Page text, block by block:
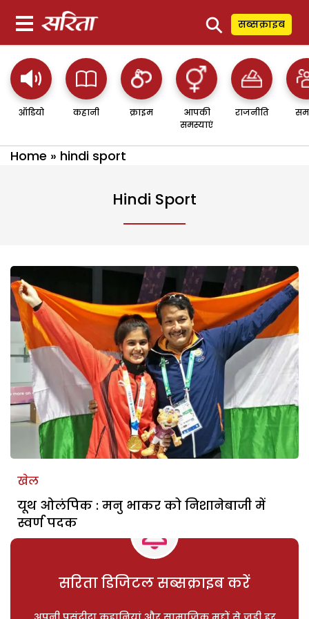
⚲ सब्सक्राइब
ऑडियो कहानी क्राइम
आपकी
समस्याएं
राजनीति
Home » hindi sport
Hindi Sport
खेल
यूथ ओलंपिक : मनु भाकर को निशानेबाजी में
स्वर्ण पदक
सरिता डिजिटल सब्सक्राइब करें